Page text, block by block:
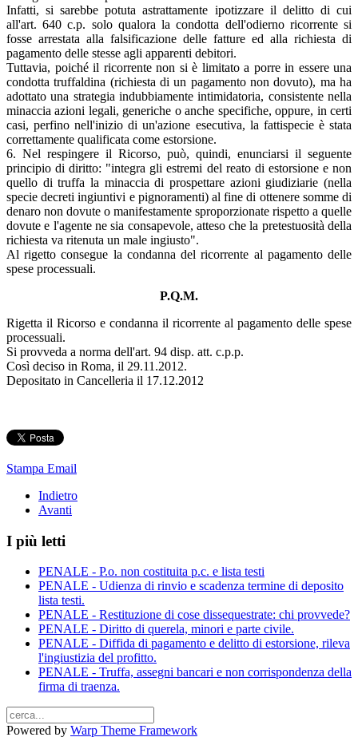
Infatti, si sarebbe potuta astrattamente ipotizzare il delitto di cui
all'art. 640 c.p. solo qualora la condotta dell'odierno ricorrente si
fosse arrestata alla falsificazione delle fatture ed alla richiesta di
pagamento delle stesse agli apparenti debitori.
Tuttavia, poiché il ricorrente non si è limitato a porre in essere una
condotta truffaldina (richiesta di un pagamento non dovuto), ma ha
adottato una strategia indubbiamente intimidatoria, consistente nella
minaccia azioni legali, generiche o anche specifiche, oppure, in certi
casi, perfino nell'inizio di un'azione esecutiva, la fattispecie è stata
correttamente qualificata come estorsione.
6. Nel respingere il Ricorso, può, quindi, enunciarsi il seguente
principio di diritto: "integra gli estremi del reato di estorsione e non
quello di truffa la minaccia di prospettare azioni giudiziarie (nella
specie decreti ingiuntivi e pignoramenti) al fine di ottenere somme di
denaro non dovute o manifestamente sproporzionate rispetto a quelle
dovute e l'agente ne sia consapevole, atteso che la pretestuosità della
richiesta va ritenuta un male ingiusto".
Al rigetto consegue la condanna del ricorrente al pagamento delle
spese processuali.
P.Q.M.
Rigetta il Ricorso e condanna il ricorrente al pagamento delle spese
processuali.
Si provveda a norma dell'art. 94 disp. att. c.p.p.
Così deciso in Roma, il 29.11.2012.
Depositato in Cancelleria il 17.12.2012
Stampa Email
Indietro
Avanti
I più letti
PENALE - P.o. non costituita p.c. e lista testi
PENALE - Udienza di rinvio e scadenza termine di deposito
lista testi.
PENALE - Restituzione di cose dissequestrate: chi provvede?
PENALE - Diritto di querela, minori e parte civile.
PENALE - Diffida di pagamento e delitto di estorsione, rileva
l'ingiustizia del profitto.
PENALE - Truffa, assegni bancari e non corrispondenza della
firma di traenza.
Powered by Warp Theme Framework